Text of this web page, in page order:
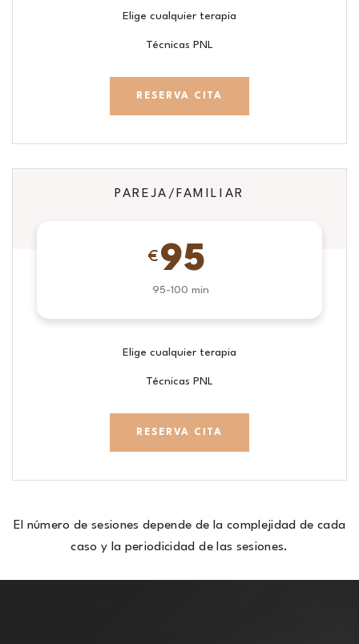
Elige cualquier terapia
Técnicas PNL
RESERVA CITA
PAREJA/FAMILIAR
€ 95
95-100 min
Elige cualquier terapia
Técnicas PNL
RESERVA CITA
El número de sesiones depende de la complejidad de cada
caso y la periodicidad de las sesiones.